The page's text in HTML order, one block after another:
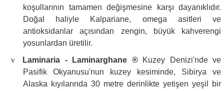
koşullarının tamamen değişmesine karşı dayanıklıdır.
Doğal haliyle Kalpariane, omega asitleri ve
antioksidanlar açısından zengin, büyük kahverengi
yosunlardan üretilir.
v
Laminaria - Laminarghane ®Kuzey Denizi'nde ve
Pasifik Okyanusu'nun kuzey kesiminde, Sibirya ve
Alaska kıyılarında 30 metre derinlikte yetişen yeşil bir